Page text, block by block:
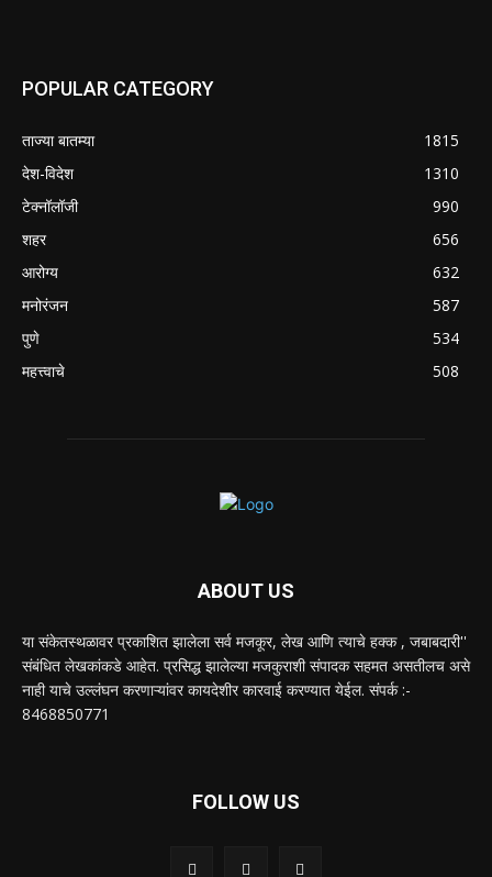
POPULAR CATEGORY
ताज्या बातम्या
1815
देश-विदेश
1310
टेक्नॉलॉजी
990
शहर
656
आरोग्य
632
मनोरंजन
587
पुणे
534
महत्त्वाचे
508
ABOUT US
या संकेतस्थळावर प्रकाशित झालेला सर्व मजकूर, लेख आणि त्याचे हक्क , जबाबदारी''
संबंधित लेखकांकडे आहेत. प्रसिद्ध झालेल्या मजकुराशी संपादक सहमत असतीलच असे
नाही याचे उल्लंघन करणाऱ्यांवर कायदेशीर कारवाई करण्यात येईल. संपर्क :-
8468850771
FOLLOW US